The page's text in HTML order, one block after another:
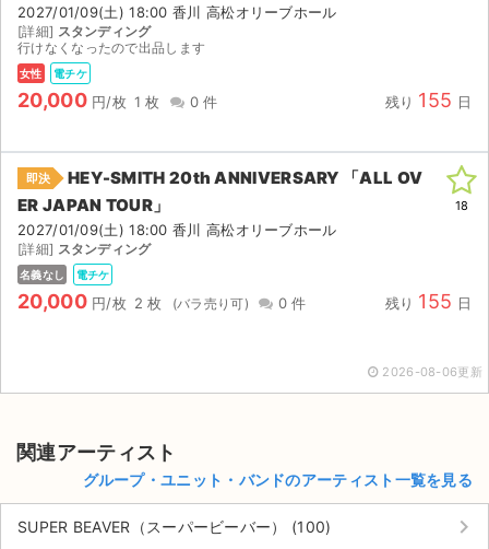
チケットジャム運営会社
チケットジャム利用規約
プライバシーポリシー
特定商取引法に基づく表記
公演登録依頼
不正転売禁止法について
チケットジャムの取り組み
2027/01/09(土) 18:00 香川 高松オリーブホール
[詳細] スタンディング
行けなくなったので出品します
女性 電チケ
20,000 円/枚 1 枚 0 件 残り 155 日
即決
HEY-SMITH 20th ANNIVERSARY 「ALL OV
ER JAPAN TOUR」
2027/01/09(土) 18:00 香川 高松オリーブホール
[詳細] スタンディング
名義なし 電チケ
20,000 円/枚 2 枚 0 件 残り 155 日
18
2026-08-06更新
関連アーティスト
グループ・ユニット・バンドのアーティスト一覧を見る
SUPER BEAVER（スーパービーバー） (100) keyboard_arrow_right